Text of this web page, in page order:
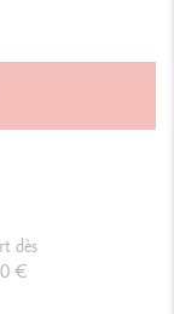
dès
€